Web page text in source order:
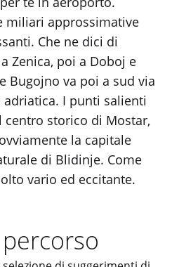
miliari approssimative
Che ne dici di
Zenica, poi a Doboj e
Bugojno va poi a sud via
I punti salienti
centro storico di Mostar,
la capitale
di Blidinje. Come
vario ed eccitante.